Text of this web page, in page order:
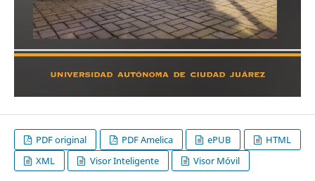
PDF original PDF Amelica ePUB
HTML
XML
Visor Inteligente Visor Móvil